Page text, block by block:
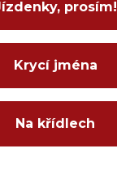
prosím!
Krycí jména
Na křídlech